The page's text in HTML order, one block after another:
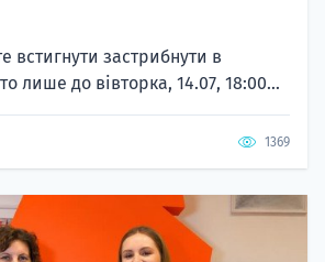
встигнути застрибнути в
лише до вівторка, 14.07, 18:00...
1369